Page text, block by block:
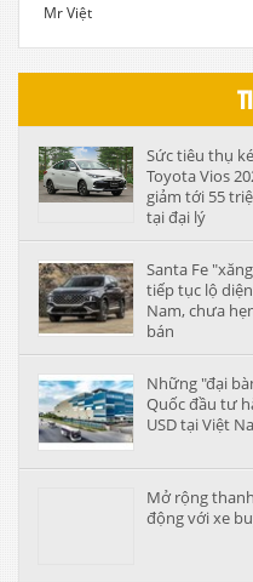
Mr Việt
Sức tiêu thụ
Toyota Vios
giảm tới 55
tại đại lý
Santa Fe
tiếp tục lộ
Nam, chưa
bán
Những "đại
Quốc đầu tư
USD tại Việt
Mở rộng
động với xe